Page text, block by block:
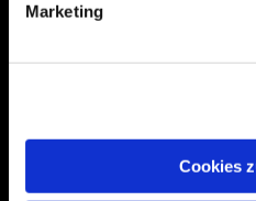
Marketing
Cookies
Bitte akzeptieren Sie
Accept